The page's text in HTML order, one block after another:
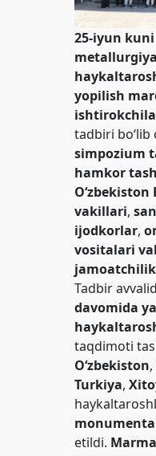
25-iyun kuni
yopilish
tadbiri bo‘lib
simpozium
hamkor
vakillari,
ijodkorlar,
vositalari
jamoatchilik
Tadbir
davomida
taqdimoti
O‘zbekiston,
Turkiya,
etildi.